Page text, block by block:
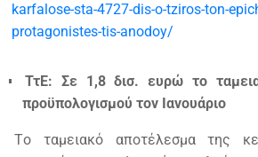
karfalose-sta-4727-dis-o-tziros-ton-
protagonistes-tis-anodoy/
ΤτΕ: Σε 1,8 δισ. ευρώ το
προϋπολογισμού τον Ιανουάριο
Tο ταμειακό αποτέλεσμα της